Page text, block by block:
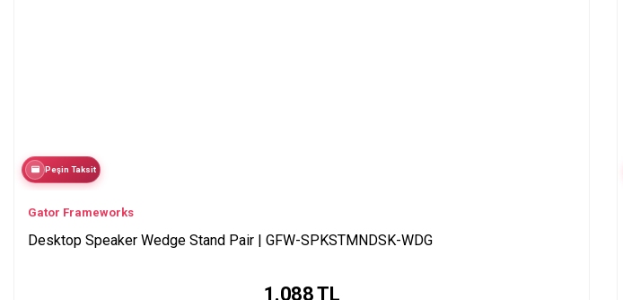
Peşin Taksit
Gator Frameworks
Desktop Speaker Wedge Stand Pair | GFW-SPKSTMNDSK-WDG
1.088TL